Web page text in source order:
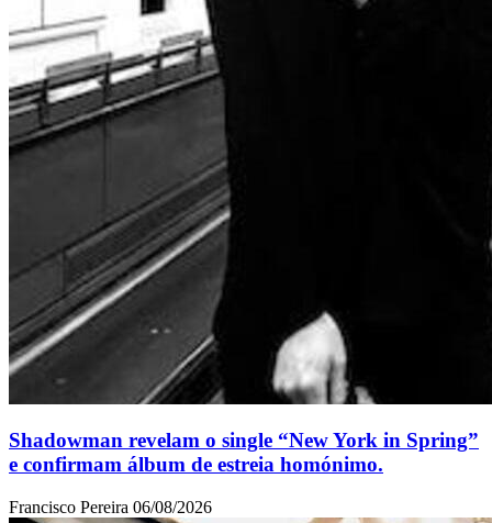
Shadowman revelam o single “New York in Spring”
e confirmam álbum de estreia homónimo.
Francisco Pereira 06/08/2026